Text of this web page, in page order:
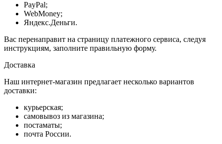
PayPal;
WebMoney;
Яндекс.Деньги.
Вас перенаправит на страницу платежного сервиса, следуя
инструкциям, заполните правильную форму.
Доставка
Наш интернет-магазин предлагает несколько вариантов
доставки:
курьерская;
самовывоз из магазина;
постаматы;
почта России.